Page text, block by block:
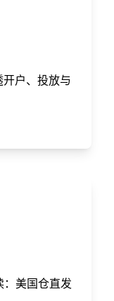
户、投放与
：美国仓直发